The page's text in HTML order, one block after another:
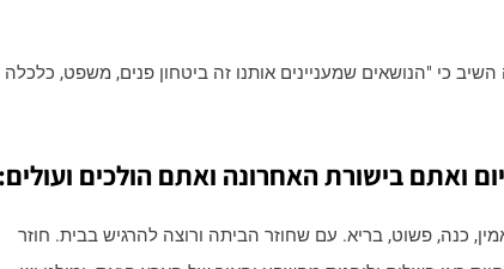
כי "הנושאים שמעניינים אותנו זה ביטחון פנים, משפט, כלכלה
כנה, פשוט, בריא. עם שחוזר הביתה ורוצה להרגיש בבית. חוזר